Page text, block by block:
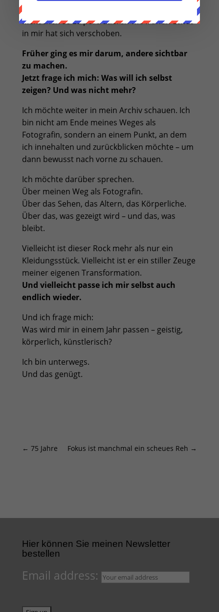
Menschen so zu porträtieren wie früher. Etwas
in mir hat sich verschoben.
Früher ging es mir darum, andere sichtbar
zu machen.
Jetzt frage ich mich: Was will ich selbst
zeigen? Und was nicht mehr?
Ich möchte weiter in mein Archiv schauen. Ich
bin nicht am Ende meines Weges als
Fotografin, sondern an einem Punkt, an dem
ich innehalten und zurückblicken möchte – um
dann bewusst nach vorne zu schauen.
Ich möchte darüber sprechen.
Über meinen Weg als Fotografin.
Über das Sehen, das Altern, das Körperliche.
Über das, was gezeigt wird – und das, was
bleibt.
Vielleicht ist dieser Rock mehr als nur ein
Kleidungsstück. Vielleicht ist er ein stiller Zeuge
meiner eigenen Transformation.
Und vielleicht passe ich mir selbst auch
endlich wieder.
Und ich frage mich:
Was wird mir in einem Jahr passen – geistig,
körperlich, künstlerisch?
Ich bin unterwegs.
Und das genügt.
← 75 Jahre Fokus ist manchmal ein scheues Reh →
Hier können Sie meinen Newsletter
bestellen
Email address: